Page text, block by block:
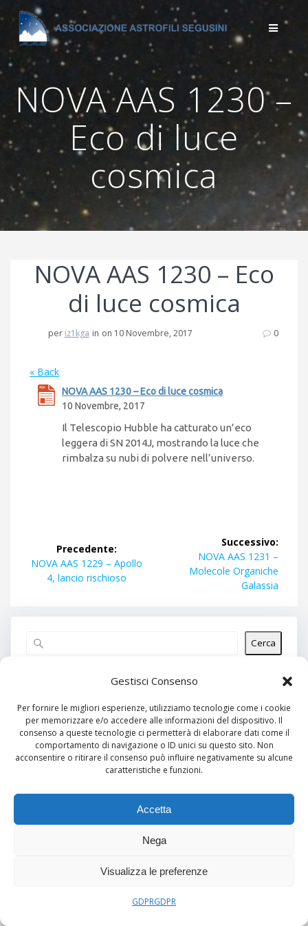
Gestisci Consenso
Per fornire le migliori esperienze, utilizziamo tecnologie come i cookie
per memorizzare e/o accedere alle informazioni del dispositivo. Il
consenso a queste tecnologie ci permetterà di elaborare dati come il
comportamento di navigazione o ID unici su questo sito. Non
acconsentire o ritirare il consenso può influire negativamente su alcune
caratteristiche e funzioni.
Accetta
Nega
Visualizza le preferenze
GDPRGDPR
Salta
al
contenuto
NOVA AAS 1230 –
Eco di luce
cosmica
NOVA AAS 1230 – Eco
di luce cosmica
per iz1kga in on 10 Novembre, 2017 0
« Back
NOVA AAS 1230 – Eco di luce cosmica
10 Novembre, 2017
Il Telescopio Hubble ha catturato un’eco
leggera di SN 2014J, mostrando la luce che
rimbalza su nubi di polvere nell’universo.
articoliPrecedente:
Articolo
precedente:
NOVA AAS 1229 – Apollo
4, lancio rischioso
Successivo:
Articolo
successivo:
NOVA AAS 1231 –
Molecole Organiche
Galassia
Cerca
Articoli recenti
Commenti recenti
Nessun commento da mostrare.
Nessun archivio da mostrare.
Categorie
Nessuna categoria